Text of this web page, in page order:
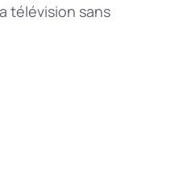
télévision sans